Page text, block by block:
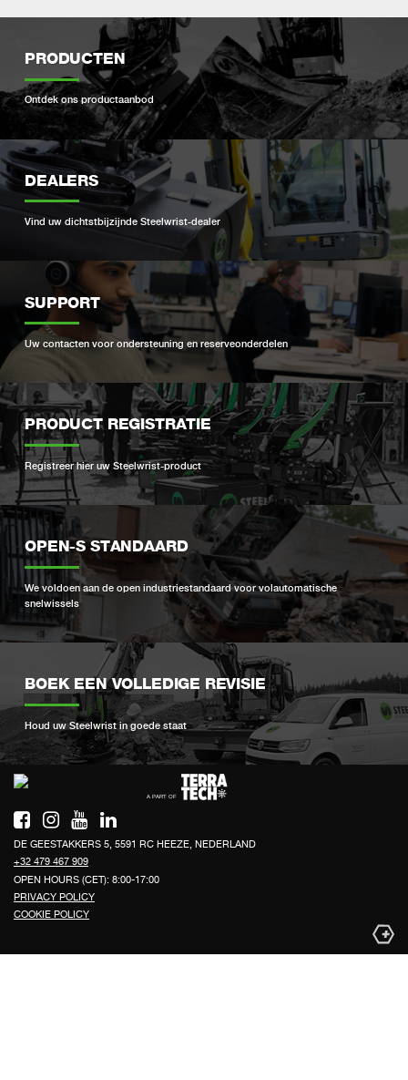
PRODUCTEN
Ontdek ons ​​productaanbod
DEALERS
Vind uw dichtstbijzijnde Steelwrist-dealer
SUPPORT
Uw contacten voor ondersteuning en reserveonderdelen
PRODUCT REGISTRATIE
Registreer hier uw Steelwrist-product
OPEN-S STANDAARD
We voldoen aan de open industriestandaard voor volautomatische
snelwissels
BOEK EEN VOLLEDIGE REVISIE
Houd uw Steelwrist in goede staat
DE GEESTAKKERS 5, 5591 RC HEEZE, NEDERLAND
+32 479 467 909
OPEN HOURS (CET): 8:00-17:00
PRIVACY POLICY
COOKIE POLICY